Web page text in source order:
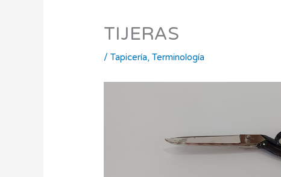
TIJERAS
/Tapicería,Terminología